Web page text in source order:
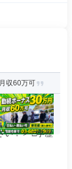
収60万可
い！＞ □学歴